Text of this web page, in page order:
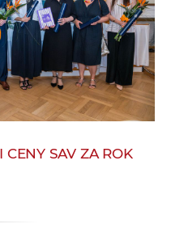
e
v
a
c
v
SAV ZA ROK